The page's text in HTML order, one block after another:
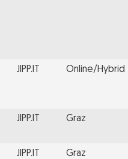
JIPP.IT Online/Hybrid
JIPP.IT Graz
JIPP.IT Graz